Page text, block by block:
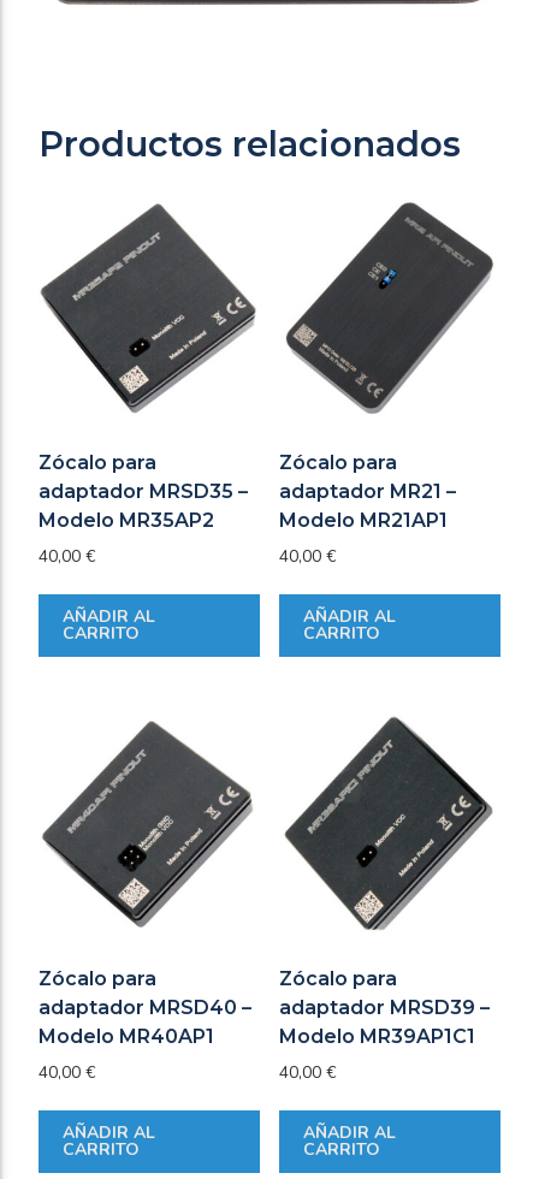
Productos relacionados
Zócalo para
adaptador MRSD35 –
Modelo MR35AP2
40,00 €
AÑADIR AL
CARRITO
Zócalo para
adaptador MR21 –
Modelo MR21AP1
40,00 €
AÑADIR AL
CARRITO
Zócalo para
adaptador MRSD40 –
Modelo MR40AP1
40,00 €
AÑADIR AL
CARRITO
Zócalo para
adaptador MRSD39 –
Modelo MR39AP1C1
40,00 €
AÑADIR AL
CARRITO